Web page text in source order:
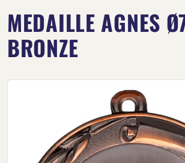
MEDAILLE AGNES
BRONZE